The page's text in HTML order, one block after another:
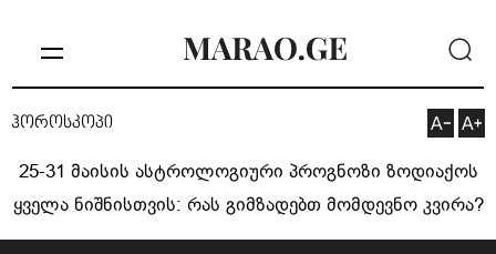
ჰოროსკოპი
25-31 მაისის ასტროლოგიური პროგნოზი ზოდიაქოს
ყველა ნიშნისთვის: რას გიმზადებთ მომდევნო კვირა?